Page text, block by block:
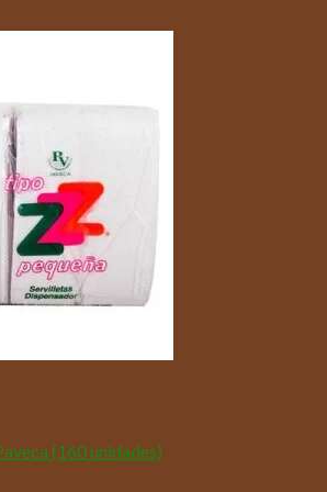
(160 unidades)